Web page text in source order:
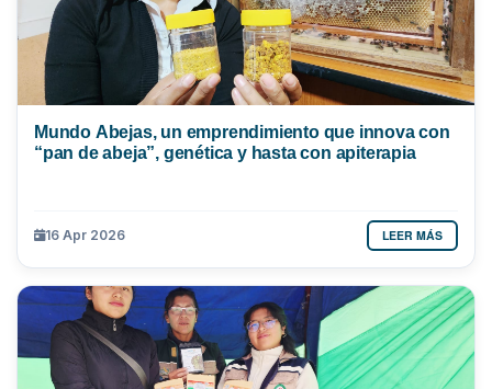
Mundo Abejas, un emprendimiento que innova con
“pan de abeja”, genética y hasta con apiterapia
16 Apr 2026 LEER MÁS